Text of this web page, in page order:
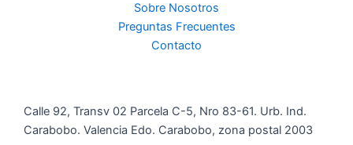
Sobre Nosotros
Preguntas Frecuentes
Contacto
Calle 92, Transv 02 Parcela C-5, Nro 83-61. Urb. Ind.
Carabobo. Valencia Edo. Carabobo, zona postal 2003